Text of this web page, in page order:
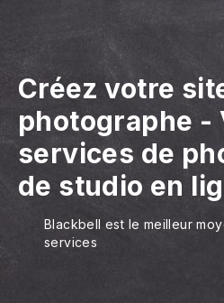
Créez votre
photographe -
services de
de studio en
Blackbell est le meilleur
services